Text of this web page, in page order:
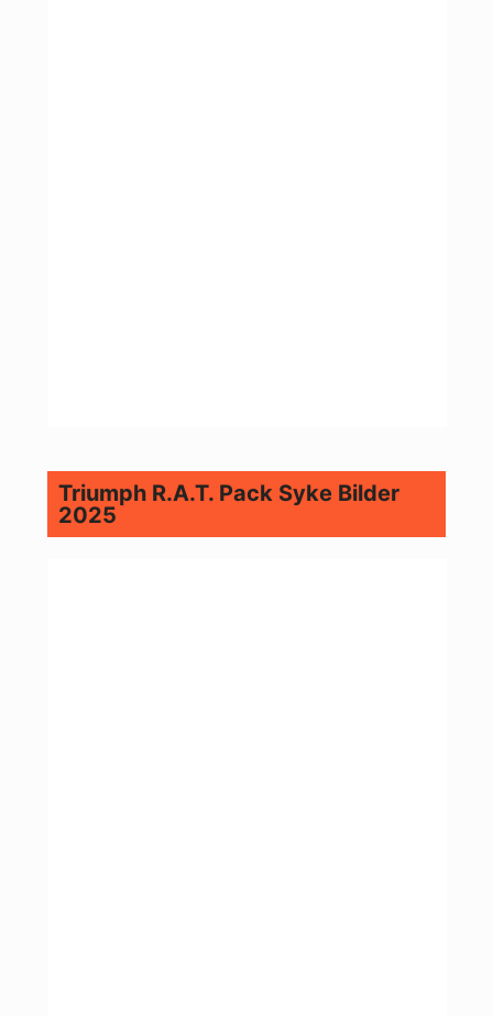
Triumph R.A.T. Pack Syke Bilder
2025